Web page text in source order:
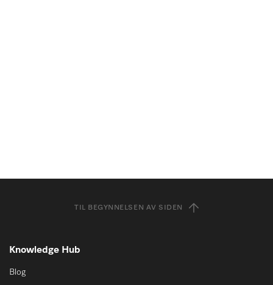
TIL BEGYNNELSEN AV SIDEN
Knowledge Hub
Blog